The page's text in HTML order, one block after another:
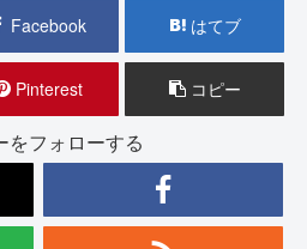
Facebook はてブ
Pinterest コピー
をフォローする